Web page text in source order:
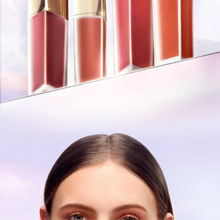
請注意以上成分可能會不時更新，請參閱產品包裝上的產
品成分，了解最新的成分內容。